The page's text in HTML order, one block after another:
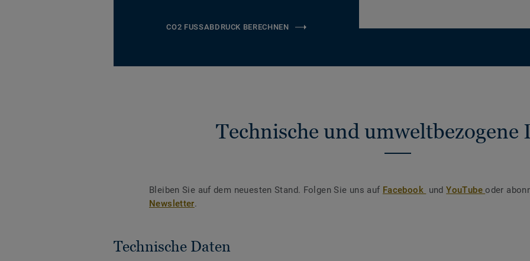
CO2 FUSSABDRUCK BERECHNEN
Technische und umweltbezogene
Bleiben Sie auf dem neuesten Stand. Folgen Sie uns auf Facebook undYouTubeoder
Newsletter.
Technische Daten